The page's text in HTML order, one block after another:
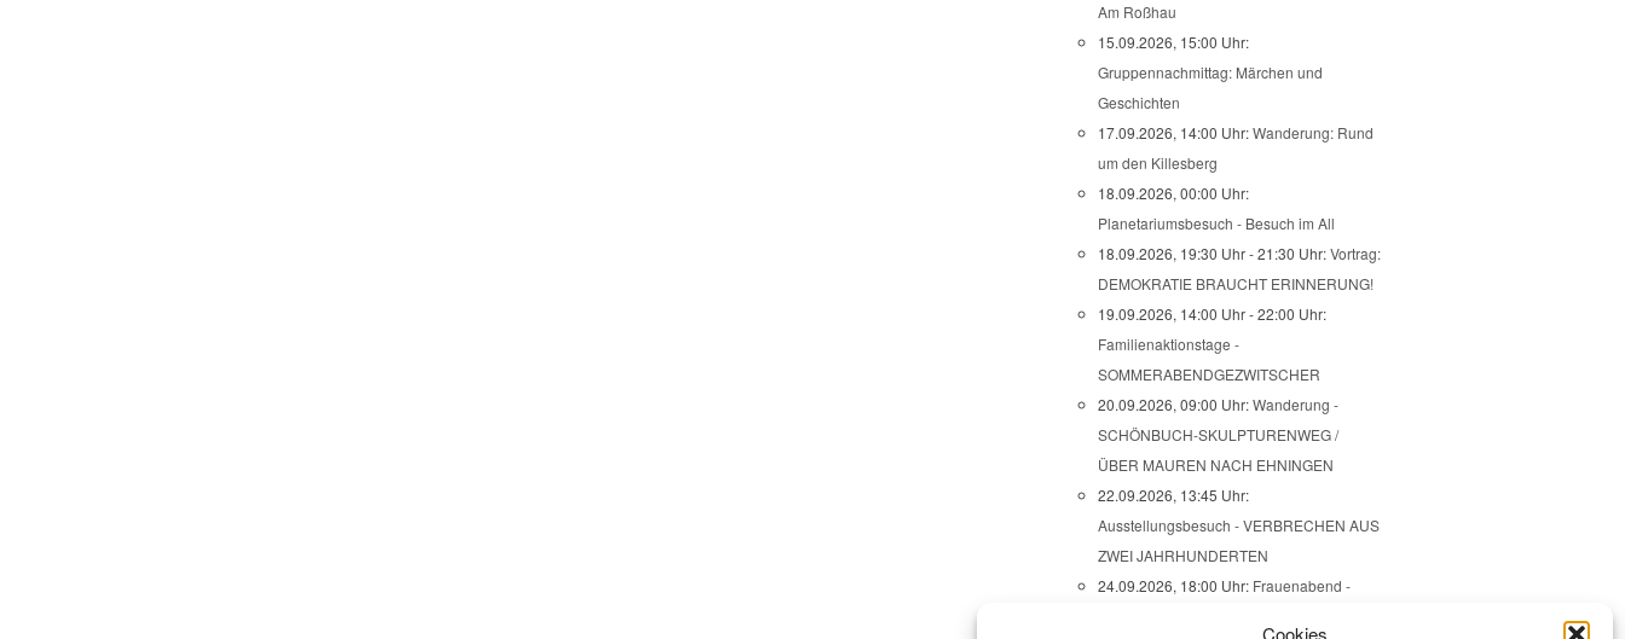
Cookies
Am Roßhau
15.09.2026, 15:00 Uhr:
Gruppennachmittag: Märchen und
Geschichten
17.09.2026, 14:00 Uhr:Wanderung: Rund
um den Killesberg
18.09.2026, 00:00 Uhr:
Planetariumsbesuch - Besuch im All
18.09.2026, 19:30 Uhr - 21:30 Uhr:Vortrag:
DEMOKRATIE BRAUCHT ERINNERUNG!
19.09.2026, 14:00 Uhr - 22:00 Uhr:
Familienaktionstage -
SOMMERABENDGEZWITSCHER
20.09.2026, 09:00 Uhr:Wanderung -
SCHÖNBUCH-SKULPTURENWEG /
ÜBER MAUREN NACH EHNINGEN
22.09.2026, 13:45 Uhr:
Ausstellungsbesuch - VERBRECHEN AUS
ZWEI JAHRHUNDERTEN
24.09.2026, 18:00 Uhr: Frauenabend -